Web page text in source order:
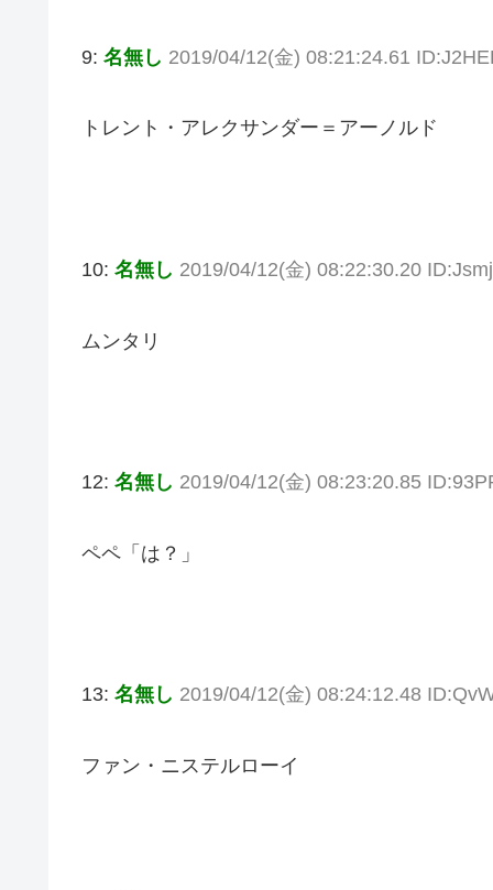
9: 名無し 2019/04/12(金) 08:21:24.61
トレント・アレクサンダー＝アーノルド
10: 名無し 2019/04/12(金) 08:22:30.20
ムンタリ
12: 名無し 2019/04/12(金) 08:23:20.85
ペペ「は？」
13: 名無し 2019/04/12(金) 08:24:12.48
ファン・ニステルローイ